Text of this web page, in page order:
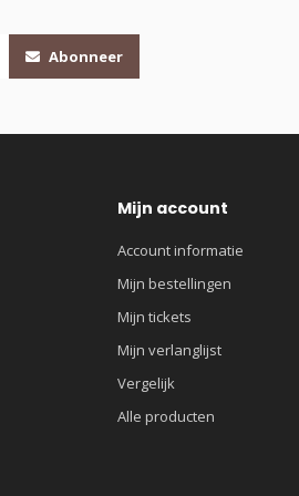
Abonneer
Mijn account
Account informatie
Mijn bestellingen
Mijn tickets
Mijn verlanglijst
Vergelijk
Alle producten